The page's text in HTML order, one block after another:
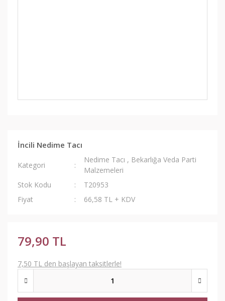
İncili Nedime Tacı
Kategori
Nedime Tacı , Bekarlığa Veda Parti
Malzemeleri
Stok Kodu
T20953
Fiyat
66,58 TL + KDV
79,90 TL
7,50 TL den başlayan taksitlerle!